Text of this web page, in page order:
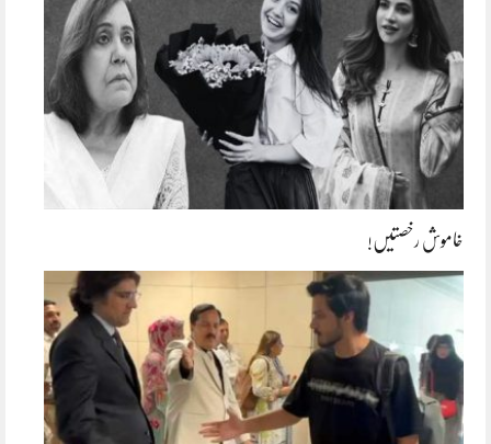
خاموش رخصتیں!